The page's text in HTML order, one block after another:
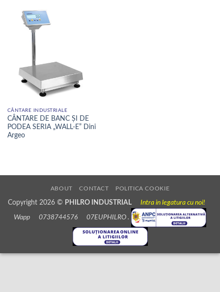
CÂNTARE INDUSTRIALE
CÂNTARE DE BANC ȘI DE
PODEA SERIA „WALL-E” Dini
Argeo
ABOUT CONTACT POLITICA COOKIE
Copyright 2026 © PHILRO INDUSTRIALIntra in legatura cu noi!
Wapp 0738744576 07EUPHILRO .